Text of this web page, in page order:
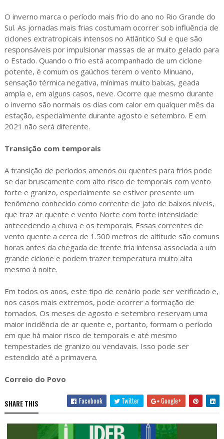
O inverno marca o período mais frio do ano no Rio Grande do
Sul. As jornadas mais frias costumam ocorrer sob influência de
ciclones extratropicais intensos no Atlântico Sul e que são
responsáveis por impulsionar massas de ar muito gelado para
o Estado. Quando o frio está acompanhado de um ciclone
potente, é comum os gaúchos terem o vento Minuano,
sensação térmica negativa, mínimas muito baixas, geada
ampla e, em alguns casos, neve. Ocorre que mesmo durante
o inverno são normais os dias com calor em qualquer mês da
estação, especialmente durante agosto e setembro. E em
2021 não será diferente.
Transição com temporais
A transição de períodos amenos ou quentes para frios pode
se dar bruscamente com alto risco de temporais com vento
forte e granizo, especialmente se estiver presente um
fenômeno conhecido como corrente de jato de baixos níveis,
que traz ar quente e vento Norte com forte intensidade
antecedendo a chuva e os temporais. Essas correntes de
vento quente a cerca de 1.500 metros de altitude são comuns
horas antes da chegada de frente fria intensa associada a um
grande ciclone e podem trazer temperatura muito alta
mesmo à noite.
Em todos os anos, este tipo de cenário pode ser verificado e,
nos casos mais extremos, pode ocorrer a formação de
tornados. Os meses de agosto e setembro reservam uma
maior incidência de ar quente e, portanto, formam o período
em que há maior risco de temporais e até mesmo
tempestades de granizo ou vendavais. Isso pode ser
estendido até a primavera.
Correio do Povo
SHARE THIS Facebook Twitter Google+